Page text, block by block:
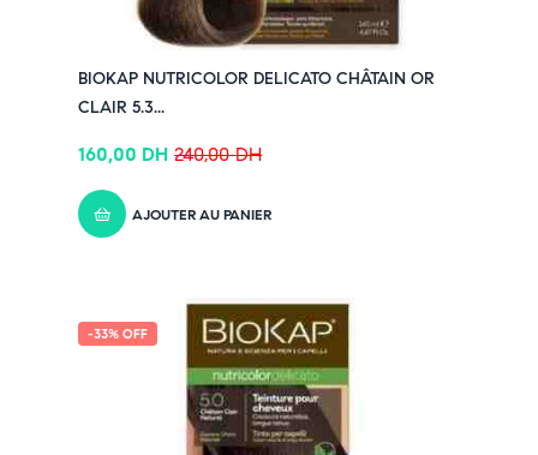
BIOKAP NUTRICOLOR DELICATO CHÂTAIN OR
CLAIR 5.3...
240,00DH
160,00 DH
AJOUTER AU PANIER
-33% OFF